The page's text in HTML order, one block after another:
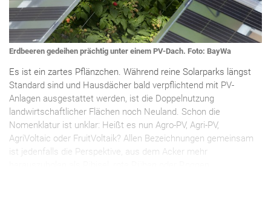
Erdbeeren gedeihen prächtig unter einem PV-Dach. Foto: BayWa
Es ist ein zartes Pflänzchen. Während reine Solarparks längst
Standard sind und Hausdächer bald verpflichtend mit PV-
Anlagen ausgestattet werden, ist die Doppelnutzung
landwirtschaftlicher Flächen noch Neuland. Schon die
Nomenklatur ist unklar: Heißt es nun Agro-PV, Agri-PV,
AgriVoltaic oder FruitVoltaik? Allen Bezeichnungen gemeinsam
ist jedenfalls die Perspektive, aus dem Acker mehr